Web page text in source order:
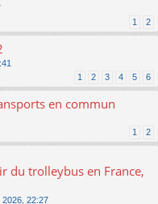
1 2
1 2 3 4 5 6
en commun
1 2
du trolleybus en France,
2026, 22:27